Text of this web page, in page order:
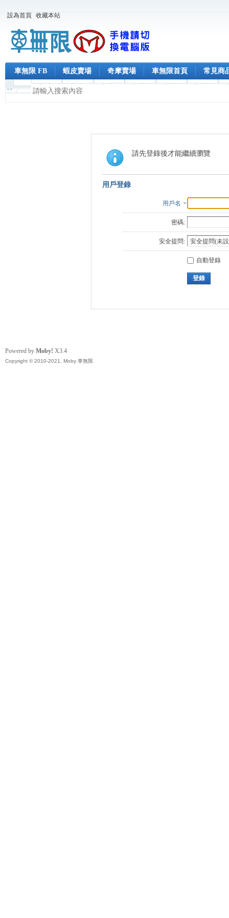
設為首頁 收藏本站
車無限 FB 蝦皮賣場 奇摩賣場 車無限首頁 常見商
請先登錄後才能繼續瀏覽
用戶登錄
用戶名
密碼:
安全提問:
自動登錄
登錄
Powered by Moby! X3.4
Copyright © 2010-2021, Moby 車無限.